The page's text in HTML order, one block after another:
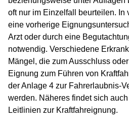
oft nur im Einzelfall beurteilen. In
eine vorherige
Arzt oder durch eine
notwendig. Verschiedene
Mängel, die zum Ausschluss
Eignung zum Führen von
der Anlage 4 zur Fahrerlaubnis-
werden. Näheres findet sich
Leitlinien zur Kraftfahreignung.